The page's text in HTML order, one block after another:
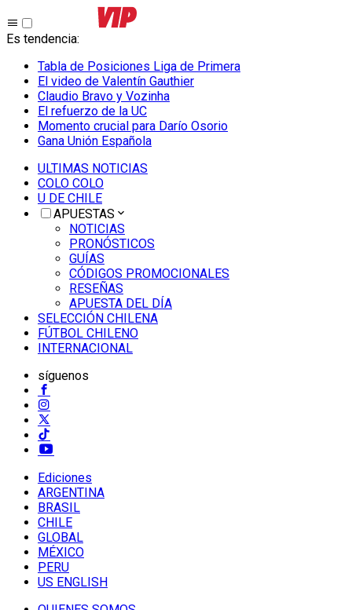
Es tendencia:
Tabla de Posiciones Liga de Primera
El video de Valentín Gauthier
Claudio Bravo y Vozinha
El refuerzo de la UC
Momento crucial para Darío Osorio
Gana Unión Española
ULTIMAS NOTICIAS
COLO COLO
U DE CHILE
APUESTAS
NOTICIAS
PRONÓSTICOS
GUÍAS
CÓDIGOS PROMOCIONALES
RESEÑAS
APUESTA DEL DÍA
SELECCIÓN CHILENA
FÚTBOL CHILENO
INTERNACIONAL
síguenos
Ediciones
ARGENTINA
BRASIL
CHILE
GLOBAL
MÉXICO
PERU
US ENGLISH